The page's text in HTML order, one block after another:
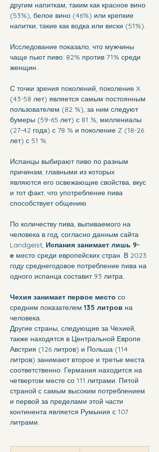
другим напиткам, таким как красное вино
(53%), белое вино (46%) или крепкие
напитки, такие как водка или виски (51%)..
Исследование показало, что мужчины
чаще пьют пиво: 82% против 71% среди
женщин..
С точки зрения поколений, поколение X
(43-58 лет) является самым постоянным
пользователем (82 %), за ним следуют
бумеры (59-65 лет) с 81 %, миллениалы
(27-42 года) с 78 % и поколение Z (18-26
лет) с 51 %..
Испанцы выбирают пиво по разным
причинам, главными из которых
являются его освежающие свойства, вкус
и тот факт, что употребление пива
способствует общению.
По количеству пива, выпиваемого на
человека в год, согласно данным сайта
Landgeist, Испания занимает лишь 9-
е место среди европейских стран. В 2023
году среднегодовое потребление пива на
одного испанца составит 93 литра..
Чехия занимает первое место со
средним показателем 135 литров на
человека..
Другие страны, следующие за Чехией,
также находятся в Центральной Европе.
Австрия (126 литров) и Польша (114
литров) занимают второе и третье места
соответственно. Германия находится на
четвертом месте со 111 литрами. Пятой
страной с самым высоким потреблением
и первой за пределами этой части
континента является Румыния с 107
литрами..